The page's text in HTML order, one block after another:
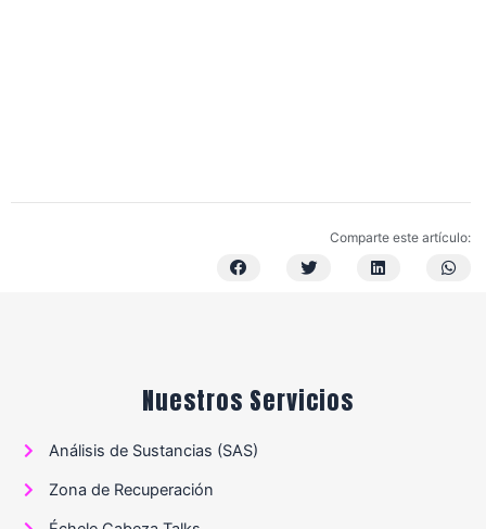
Comparte este artículo:
Nuestros Servicios
Análisis de Sustancias (SAS)
Zona de Recuperación